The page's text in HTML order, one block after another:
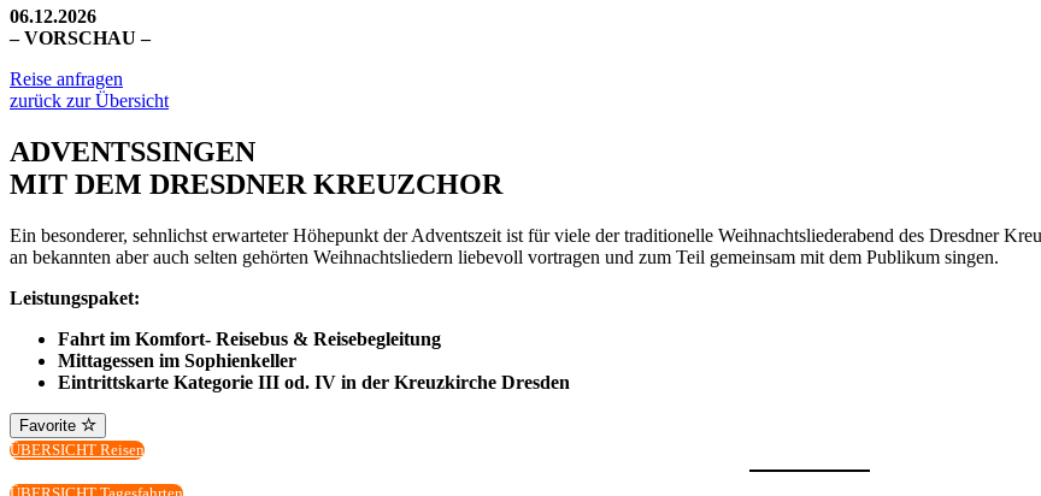
06.12.2026
– VORSCHAU –
Reise anfragen
zurück zur Übersicht
ADVENTSSINGEN
MIT DEM DRESDNER KREUZCHOR
Ein besonderer, sehnlichst erwarteter Höhepunkt der Adventszeit ist für viele der traditionelle Weihnachtsliederabend des Dresdner
an bekannten aber auch selten gehörten Weihnachtsliedern liebevoll vortragen und zum Teil gemeinsam mit dem Publikum singen.
Leistungspaket:
Fahrt im Komfort- Reisebus & Reisebegleitung
Mittagessen im Sophienkeller
Eintrittskarte Kategorie III od. IV in der Kreuzkirche Dresden
Favorite
ÜBERSICHT Reisen